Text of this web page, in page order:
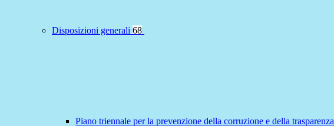
Disposizioni generali 68
Piano triennale per la prevenzione della corruzione e della trasparenza